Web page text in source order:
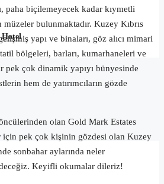
Hotel
paha biçilemeyecek kadar kıymetli
bulunmaktadır. Kuzey Kıbrıs
yapı ve binaları, göz alıcı mimari
bölgeleri, barları, kumarhaneleri ve
pek çok dinamik yapıyı bünyesinde
hem de yatırımcıların gözde
olan Gold Mark Estates
için pek çok kişinin gözdesi olan Kuzey
sonbahar aylarında neler
Keyifli okumalar dileriz!